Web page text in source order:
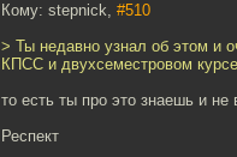
Кому: stepnick, #510
> Ты недавно узнал об этом и
КПСС и двухсеместровом
то есть ты про это знаешь и не
Респект